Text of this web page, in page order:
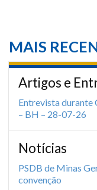
MAIS
Artigos e
Entrevista durante
– BH – 28-07-26
Notícias
PSDB de Minas
convenção